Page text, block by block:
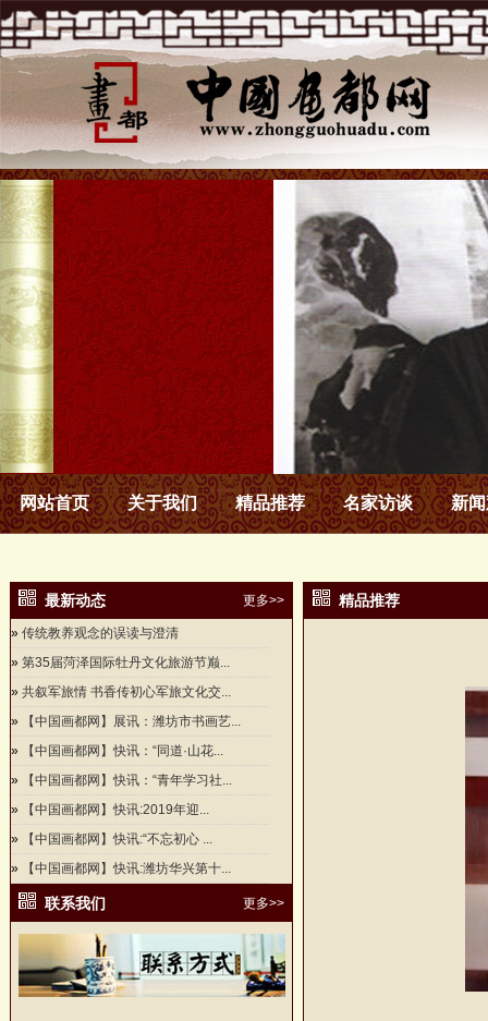
网站首页 关于我们 精品推荐 名家访谈 新
最新动态 更多>>
» 传统教养观念的误读与澄清
» 第35届菏泽国际牡丹文化旅游节巅...
» 共叙军旅情 书香传初心军旅文化交...
»
【中国画都网】展讯：潍坊市书画艺...
»
【中国画都网】快讯：“同道·山花...
»
【中国画都网】快讯：“青年学习社...
»
【中国画都网】快讯:2019年迎...
»
【中国画都网】快讯:“不忘初心 ...
»
【中国画都网】快讯:潍坊华兴第十...
联系我们 更多>>
精品推荐